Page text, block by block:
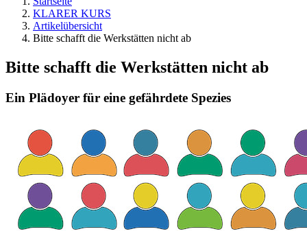
KLARER KURS
Artikelübersicht
Bitte schafft die Werkstätten nicht ab
Bitte schafft die Werkstätten nicht ab
Ein Plädoyer für eine gefährdete Spezies